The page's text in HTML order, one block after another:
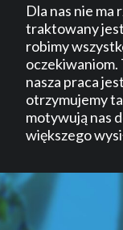
Dla nas nie ma
traktowany
robimy
oczekiwaniom.
nasza praca
otrzymujemy
motywują nas
większego